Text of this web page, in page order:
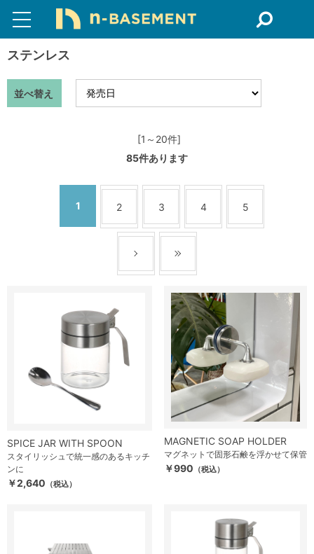
ステンレス
並べ替え
[1～20件]
85件あります
1 2 3 4 5
SPICE JAR WITH SPOON
スタイリッシュで統一感のあるキッチ
ンに
￥2,640 （税込）
MAGNETIC SOAP HOLDER
マグネットで固形石鹸を浮かせて保管
￥990 （税込）